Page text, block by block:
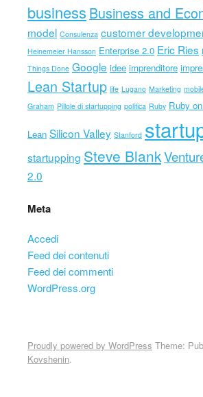
business Business and
model Consulenza customer
Heinemeier Hansson Enterprise 2.0 Eric Ries
Things Done Google idee imprenditore
Lean Startup life Lugano Marketing
Graham Pillole di startupping politica Ruby Ruby
Lean Silicon Valley Stanford
startupping Steve Blank
2.0
Meta
Accedi
Feed dei contenuti
Feed dei commenti
WordPress.org
Proudly powered by WordPress Theme:
Kovshenin.